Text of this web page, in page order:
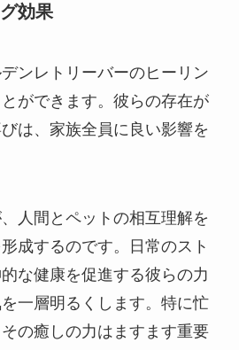
効果
ンレトリーバーのヒーリン
ができます。彼らの存在が
は、家族全員に良い影響を
人間とペットの相互理解を
成するのです。日常のスト
な健康を促進する彼らの力
一層明るくします。特に忙
の癒しの力はますます重要